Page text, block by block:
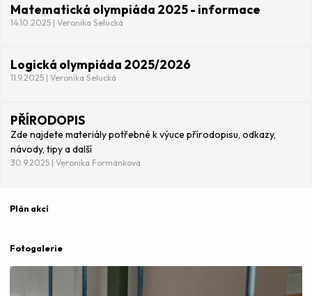
Matematická olympiáda 2025 - informace
14.10.2025 | Veronika Selucká
Logická olympiáda 2025/2026
11.9.2025 | Veronika Selucká
PŘÍRODOPIS
Zde najdete materiály potřebné k výuce přírodopisu, odkazy,
návody, tipy a další
30.9.2025 | Veronika Formánková
Plán akcí
Fotogalerie